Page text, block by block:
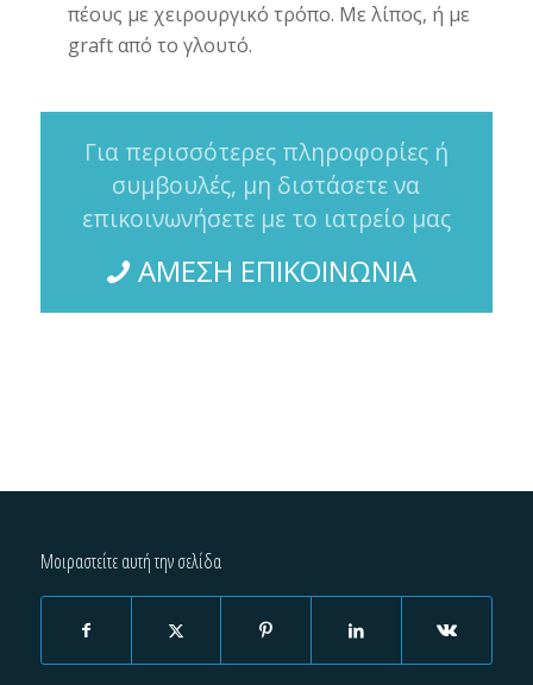
πέους με χειρουργικό τρόπο. Με λίπος, ή με
graft από το γλουτό.
Για περισσότερες πληροφορίες ή
συμβουλές, μη διστάσετε να
επικοινωνήσετε με το ιατρείο μας
ΑΜΕΣΗ ΕΠΙΚΟΙΝΩΝΙΑ
Μοιραστείτε αυτή την σελίδα